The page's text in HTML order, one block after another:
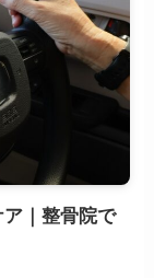
｜整骨院で